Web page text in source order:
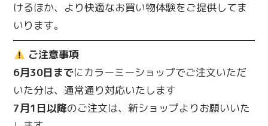
けるほか、より快適なお買い物体験をご提供してま
いります。
ご注意事項
6月30日までにカラーミーショップでご注文いただ
いた分は、通常通り対応いたします
7月1 日以降のご注文は、新ショップよりお願いいた